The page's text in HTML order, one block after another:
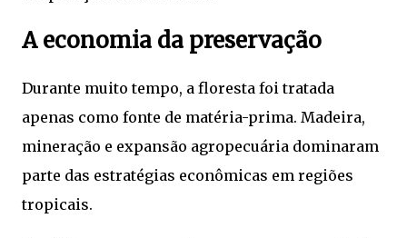
A economia da preservação
Durante muito tempo, a floresta foi tratada
apenas como fonte de matéria-prima. Madeira,
mineração e expansão agropecuária dominaram
parte das estratégias econômicas em regiões
tropicais.